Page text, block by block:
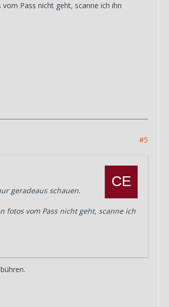
Pass nicht geht, scanne ich ihn
#5
geradeaus schauen.
fotos vom Pass nicht geht, scanne ich